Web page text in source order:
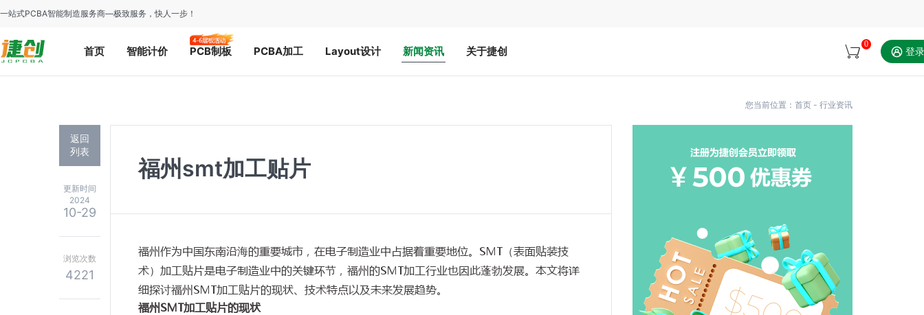
一站式PCBA智能制造服务商—极致服务，快人一步！
首页 智能计价 PCB制板 PCBA加工 Layout设计 新闻资讯 关于捷创
0
登录
您当前位置： 首页 - 行业资讯
返回
列表
更新时间
2024
10-29
浏览次数
4221
福州smt加工贴片
福州作为中国东南沿海的重要城市，在电子制造业中占据着重要地位。SMT（表面贴装技
术）加工贴片是电子制造业中的关键环节，福州的SMT加工行业也因此蓬勃发展。本文将详
细探讨福州SMT加工贴片的现状、技术特点以及未来发展趋势。
福州SMT加工贴片的现状